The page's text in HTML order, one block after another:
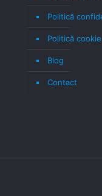
Politică
Politică cookie
Blog
Contact